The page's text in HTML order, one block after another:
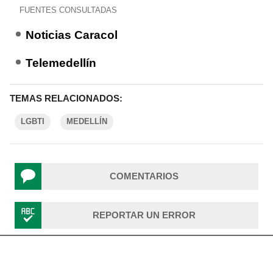
FUENTES CONSULTADAS
Noticias Caracol
Telemedellín
TEMAS RELACIONADOS:
LGBTI MEDELLÍN
COMENTARIOS
REPORTAR UN ERROR